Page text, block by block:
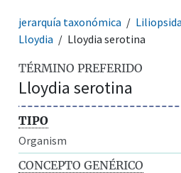
jerarquía taxonómica Liliopsida
Lloydia
Lloydia serotina
TÉRMINO PREFERIDO
Lloydia serotina
TIPO
Organism
CONCEPTO GENÉRICO